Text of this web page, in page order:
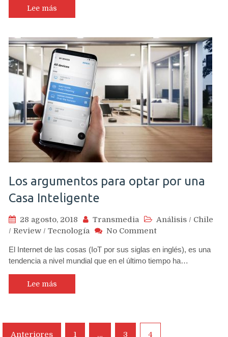
Lee más
Los argumentos para optar por una
Casa Inteligente
28 agosto, 2018 Transmedia Análisis / Chile
/ Review / Tecnología No Commenton
argumentos
para
El Internet de las cosas (IoT por sus siglas en inglés), es una
tendencia a nivel mundial que en el último tiempo ha…
Lee más
Navegación
Anteriores 1 … 3 4